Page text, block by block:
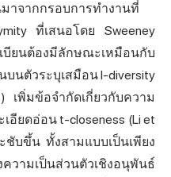
าจากกรอบการทำงานที่
ที่เสนอโดย Sweeney
นต้องมีลักษณะเหมือนกับ
บนตัวระบุเสมือน l-diversity
เพิ่มข้อจำกัดเกี่ยวกับความ
ยดอ่อน t-closeness (Li et
ชับขึ้น ทั้งสามแบบเป็นเพียง
มเป็นส่วนตัวเชิงอนุพันธ์